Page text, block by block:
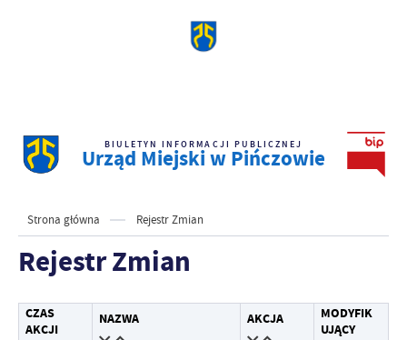
BIULETYN INFORMACJI PUBLICZNEJ
Urząd Miejski w Pińczowie
Strona główna Rejestr Zmian
Rejestr Zmian
CZAS
AKCJI
NAZWA AKCJA
MODYFIK
UJĄCY